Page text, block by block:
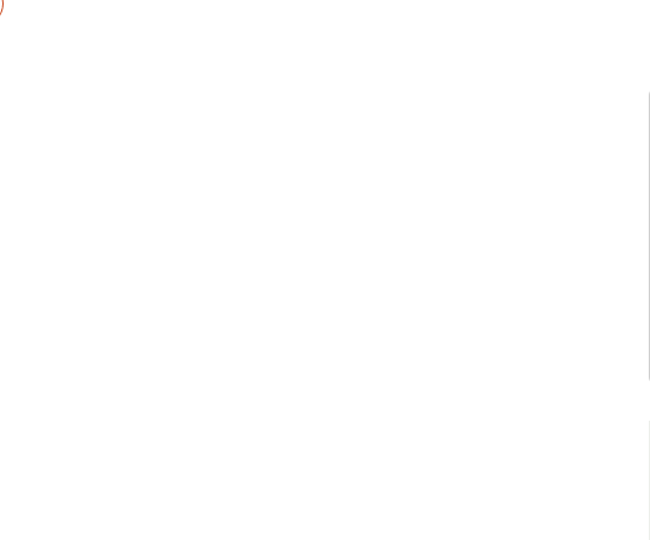
investimentos em infraestrutura são fundamentais